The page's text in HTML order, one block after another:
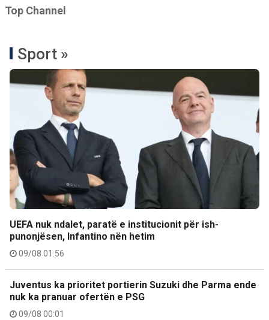
Top Channel
Sport »
UEFA nuk ndalet, paratë e institucionit për ish-
punonjësen, Infantino nën hetim
09/08 01:56
Juventus ka prioritet portierin Suzuki dhe Parma ende
nuk ka pranuar ofertën e PSG
09/08 00:01